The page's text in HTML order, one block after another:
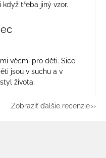
když třeba jiný vzor.
je 5 z 5 hviezdičiek.
věcmi pro děti. Sice
jsou v suchu a v
života.
Zobraziť ďalšie recenzie